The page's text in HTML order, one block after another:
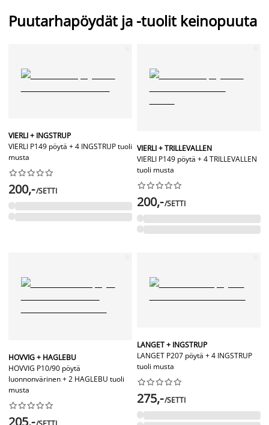
Puutarhapöydät ja -tuolit keinopuuta
VIERLI + INGSTRUP
VIERLI P149 pöytä + 4 INGSTRUP tuoli
musta






200,-/SETTI
VIERLI + TRILLEVALLEN
VIERLI P149 pöytä + 4 TRILLEVALLEN
tuoli musta






200,-/SETTI
HOVVIG + HAGLEBU
HOVVIG P10/90 pöytä
luonnonvärinen + 2 HAGLEBU tuoli
musta






205,-
LANGET + INGSTRUP
LANGET P207 pöytä + 4 INGSTRUP
tuoli musta






275,-/SETTI